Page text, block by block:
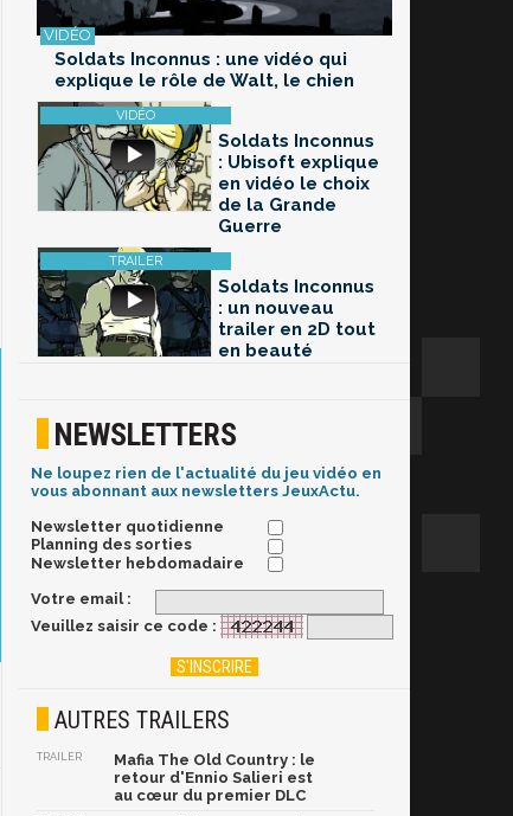
Soldats Inconnus : une vidéo qui
explique le rôle de Walt, le chien
Soldats Inconnus
: Ubisoft explique
en vidéo le choix
de la Grande
Guerre
Soldats Inconnus
: un nouveau
trailer en 2D tout
en beauté
NEWSLETTERS
Ne loupez rien de l'actualité du jeu vidéo en
vous abonnant aux newsletters JeuxActu.
Newsletter quotidienne
Planning des sorties
Newsletter hebdomadaire
Votre email :
Veuillez saisir ce code :
AUTRES TRAILERS
TRAILER
Mafia The Old Country : le
retour d'Ennio Salieri est
au cœur du premier DLC